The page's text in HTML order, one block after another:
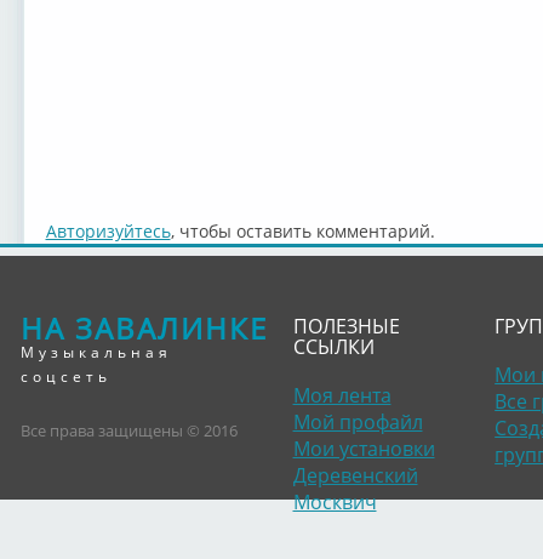
Авторизуйтесь, чтобы оставить комментарий.
НА ЗАВАЛИНКЕ
Музыкальная
соцсеть
Все права защищены © 2016
ПОЛЕЗНЫЕ
ССЫЛКИ
Моя лента
Мой профайл
Мои установки
Деревенский
Москвич
Мои
Все